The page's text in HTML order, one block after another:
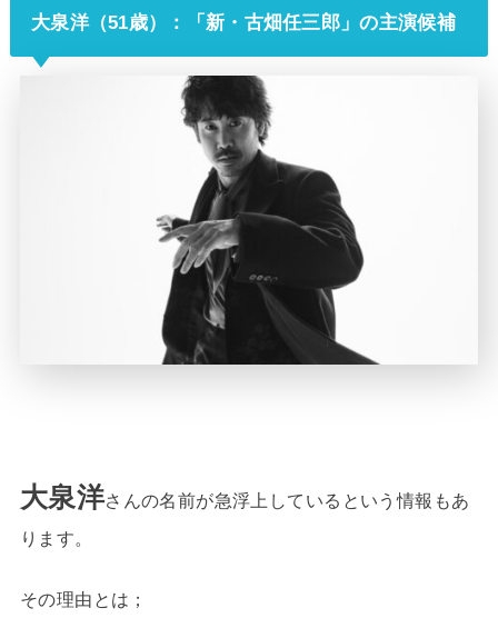
大泉洋（51歳）：「新・古畑任三郎」の主演候補
大泉洋さんの名前が急浮上しているという情報もあ
ります。
その理由とは；